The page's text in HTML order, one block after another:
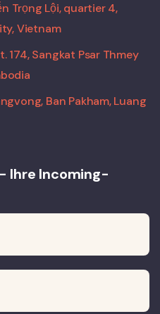
Trọng Lội, quartier 4,
Vietnam
174, Sangkat Psar Thmey
Ban Pakham, Luang
Ihre Incoming-